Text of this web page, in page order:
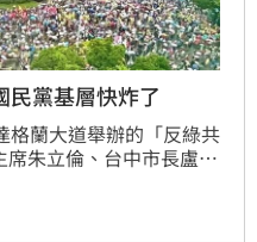
民黨基層快炸了
格蘭大道舉辦的「反綠共
朱立倫、台中市長盧秀
媒體人黃智賢25日就